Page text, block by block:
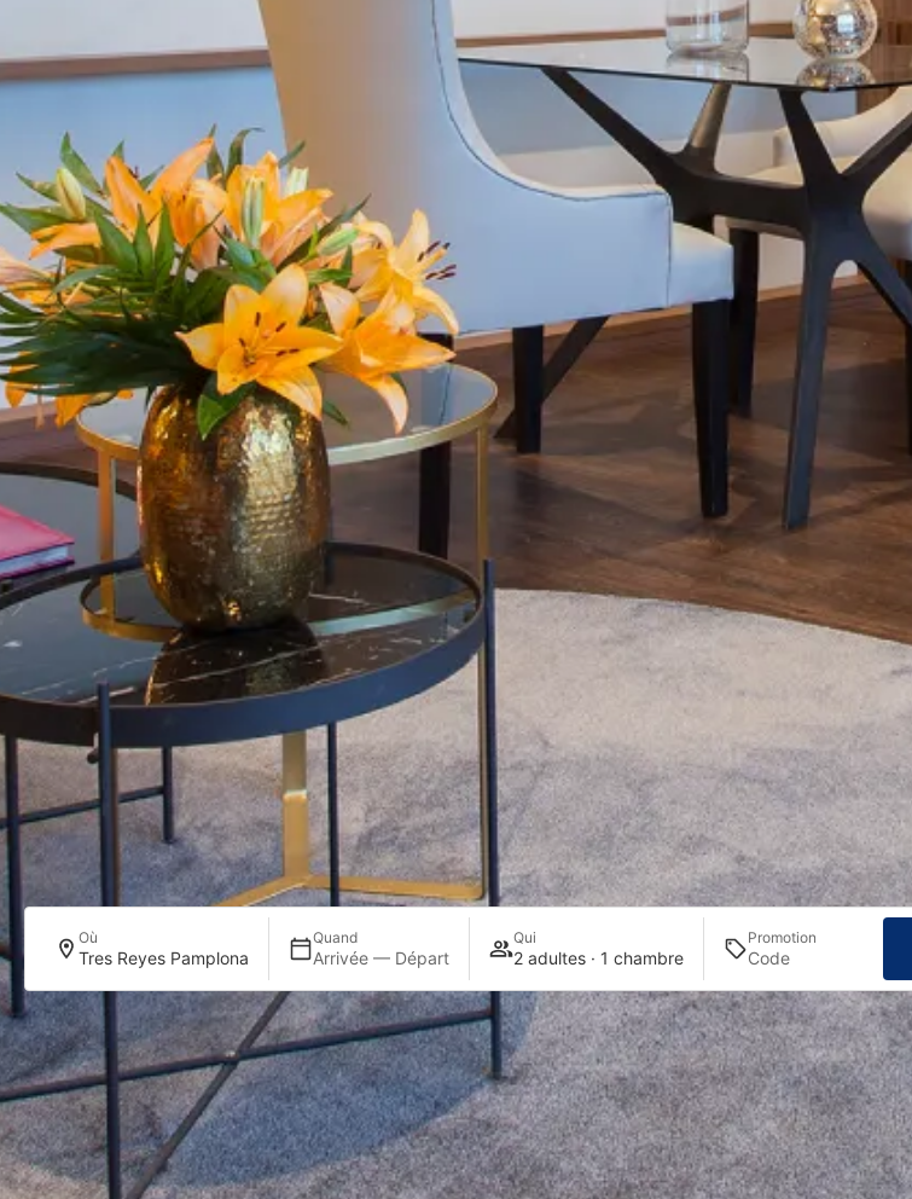
Où
Tres Reyes Pamplona
Quand
Arrivée — Départ
Qui
2 adultes · 1 chambre
Promotion